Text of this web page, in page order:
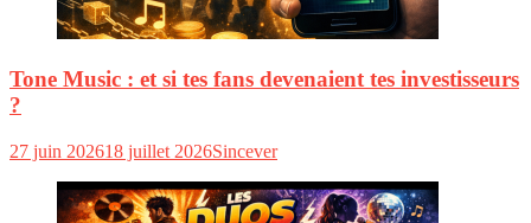
Tone Music : et si tes fans devenaient tes investisseurs
?
27 juin 202618 juillet 2026Sincever